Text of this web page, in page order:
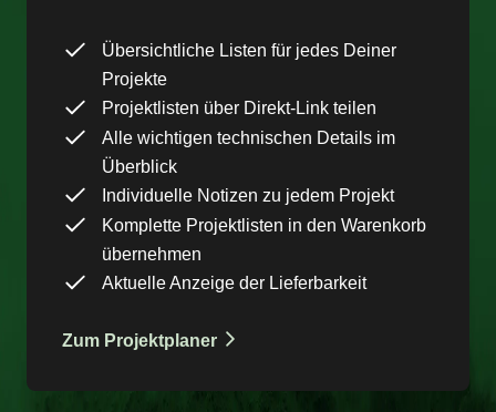
Übersichtliche Listen für jedes Deiner
Projekte
Projektlisten über Direkt-Link teilen
Alle wichtigen technischen Details im
Überblick
Individuelle Notizen zu jedem Projekt
Komplette Projektlisten in den Warenkorb
übernehmen
Aktuelle Anzeige der Lieferbarkeit
Zum Projektplaner